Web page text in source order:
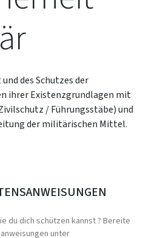
des Schutzes der
ihrer Existenzgrundlagen mit
/ Führungsstäbe) und
der militärischen Mittel.
du dich schützen kannst ? Bereite
unter